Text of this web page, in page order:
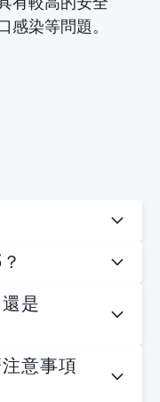
感染等問題。
是
意事項